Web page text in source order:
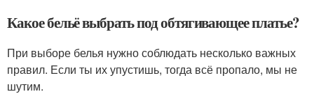
Какое бельё выбрать под обтягивающее платье?
При выборе белья нужно соблюдать несколько важных
правил. Если ты их упустишь, тогда всё пропало, мы не
шутим.